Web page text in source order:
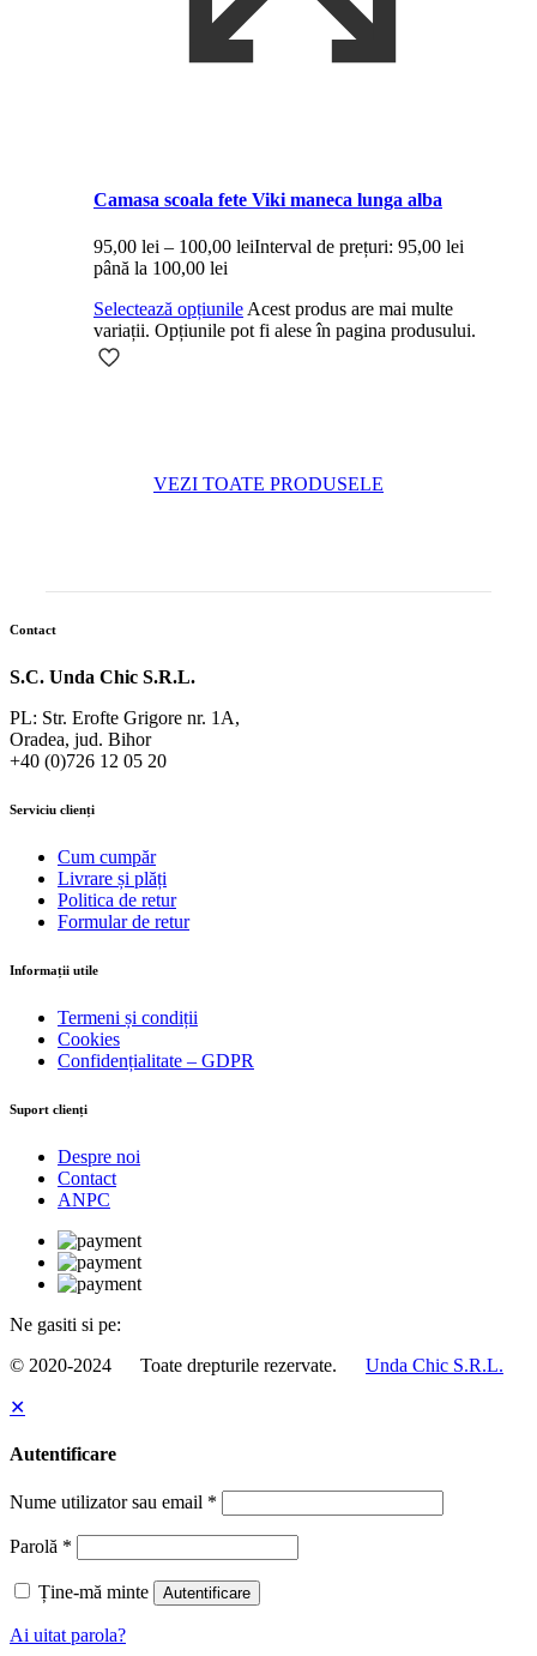
Camasa scoala fete Viki maneca lunga alba
95,00 lei – 100,00 leiInterval de prețuri: 95,00 lei
până la 100,00 lei
Selectează opțiunile Acest produs are mai multe
variații. Opțiunile pot fi alese în pagina produsului.
VEZI TOATE PRODUSELE
Contact
S.C. Unda Chic S.R.L.
PL: Str. Erofte Grigore nr. 1A,
Oradea, jud. Bihor
+40 (0)726 12 05 20
Serviciu clienți
Cum cumpăr
Livrare și plăți
Politica de retur
Formular de retur
Informații utile
Termeni și condiții
Cookies
Confidențialitate – GDPR
Suport clienți
Despre noi
Contact
ANPC
Ne gasiti si pe:
© 2020-2024
Toate drepturile rezervate. Unda Chic S.R.L.
✕
Autentificare
Nume utilizator sau email *
Parolă *
Ține-mă minte Autentificare
Ai uitat parola?